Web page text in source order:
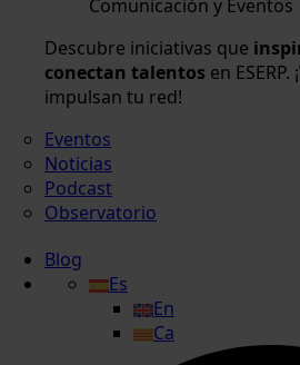
Comunicación y Eventos
Descubre iniciativas que
conectan talentos en
impulsan tu red!
Eventos
Noticias
Podcast
Observatorio
Blog
Es
En
Ca